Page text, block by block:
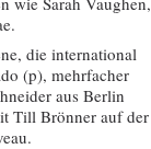
die international
(p), mehrfacher
aus Berlin
Till Brönner auf der